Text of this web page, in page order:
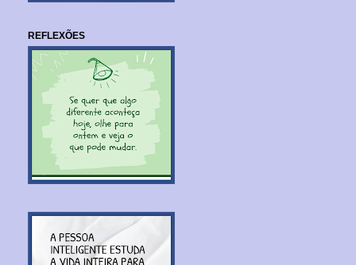
REFLEXÕES